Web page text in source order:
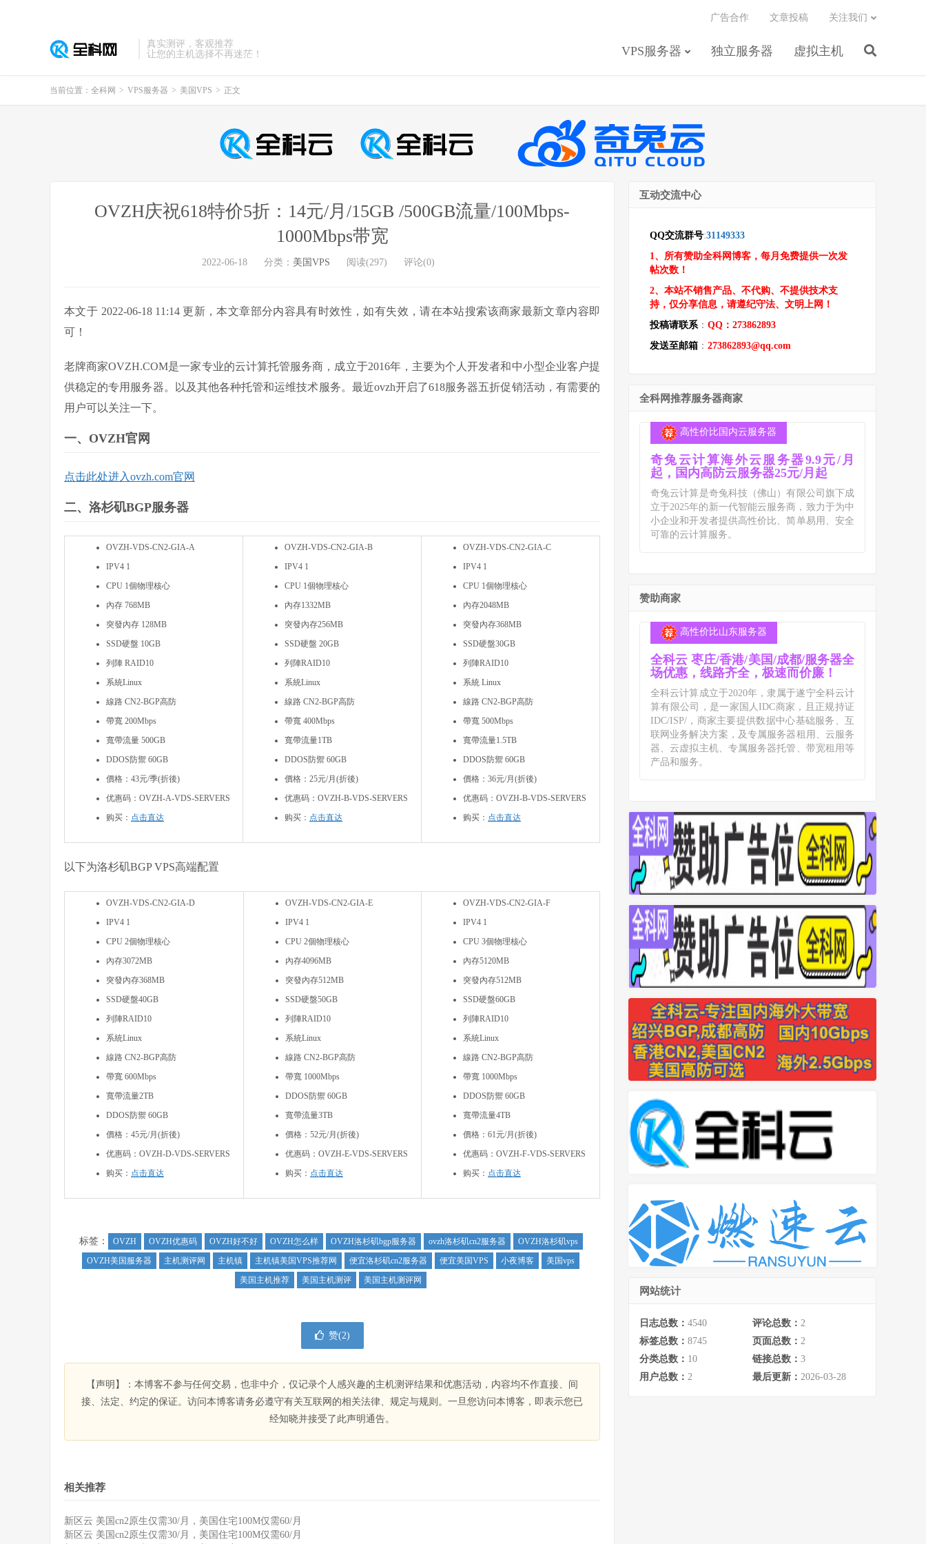
真实测评，客观推荐
让您的主机选择不再迷茫！
VPS服务器 独立服务器 虚拟主机
广告合作 文章投稿 关注我们
当前位置： 全科网 > VPS服务器 > 美国VPS > 正文
OVZH庆祝618特价5折：14元/月/15GB /500GB流量/100Mbps-
1000Mbps带宽
2022-06-18 分类： 美国VPS 阅读(297) 评论(0)
本文于 2022-06-18 11:14 更新，本文章部分内容具有时效性，如有失效，请在本站搜索该商家最新文章内容即
可！
老牌商家OVZH.COM是一家专业的云计算托管服务商，成立于2016年，主要为个人开发者和中小型企业客户提
供稳定的专用服务器。以及其他各种托管和运维技术服务。最近ovzh开启了618服务器五折促销活动，有需要的
用户可以关注一下。
一、OVZH官网
点击此处进入ovzh.com官网
二、洛杉矶BGP服务器
OVZH-VDS-CN2-GIA-A
IPV4 1
CPU 1個物理核心
內存 768MB
突發內存 128MB
SSD硬盤 10GB
列陣 RAID10
系統Linux
線路 CN2-BGP高防
帶寬 200Mbps
寬帶流量 500GB
DDOS防禦 60GB
價格：43元/季(折後)
优惠码：OVZH-A-VDS-SERVERS
购买： 点击直达
OVZH-VDS-CN2-GIA-B
IPV4 1
CPU 1個物理核心
內存1332MB
突發內存256MB
SSD硬盤 20GB
列陣RAID10
系統Linux
線路 CN2-BGP高防
帶寬 400Mbps
寬帶流量1TB
DDOS防禦 60GB
價格：25元/月(折後)
优惠码：OVZH-B-VDS-SERVERS
购买： 点击直达
OVZH-VDS-CN2-GIA-C
IPV4 1
CPU 1個物理核心
內存2048MB
突發內存368MB
SSD硬盤30GB
列陣RAID10
系統 Linux
線路 CN2-BGP高防
帶寬 500Mbps
寬帶流量1.5TB
DDOS防禦 60GB
價格：36元/月(折後)
优惠码：OVZH-B-VDS-SERVERS
购买： 点击直达
以下为洛杉矶BGP VPS高端配置
OVZH-VDS-CN2-GIA-D
IPV4 1
CPU 2個物理核心
內存3072MB
突發內存368MB
SSD硬盤40GB
列陣RAID10
系統Linux
線路 CN2-BGP高防
帶寬 600Mbps
寬帶流量2TB
DDOS防禦 60GB
價格：45元/月(折後)
优惠码：OVZH-D-VDS-SERVERS
购买： 点击直达
OVZH-VDS-CN2-GIA-E
IPV4 1
CPU 2個物理核心
內存4096MB
突發內存512MB
SSD硬盤50GB
列陣RAID10
系統Linux
線路 CN2-BGP高防
帶寬 1000Mbps
DDOS防禦 60GB
寬帶流量3TB
價格：52元/月(折後)
优惠码：OVZH-E-VDS-SERVERS
购买： 点击直达
OVZH-VDS-CN2-GIA-F
IPV4 1
CPU 3個物理核心
內存5120MB
突發內存512MB
SSD硬盤60GB
列陣RAID10
系統Linux
線路 CN2-BGP高防
帶寬 1000Mbps
DDOS防禦 60GB
寬帶流量4TB
價格：61元/月(折後)
优惠码：OVZH-F-VDS-SERVERS
购买： 点击直达
标签： OVZH OVZH优惠码 OVZH好不好 OVZH怎么样 OVZH洛杉矶bgp服务器 ovzh洛杉矶cn2服务器
OVZH洛杉矶vps
OVZH美国服务器
主机测评网 主机镇 主机镇美国VPS推荐网 便宜洛杉矶cn2服务器 便宜美国VPS 小夜博客
美国vps
美国主机推荐
美国主机测评 美国主机测评网
赞(2)
【声明】：本博客不参与任何交易，也非中介，仅记录个人感兴趣的主机测评结果和优惠活动，内容均不作直接、间
接、法定、约定的保证。访问本博客请务必遵守有关互联网的相关法律、规定与规则。一旦您访问本博客，即表示您已
经知晓并接受了此声明通告。
相关推荐
新区云 美国cn2原生仅需30/月，美国住宅100M仅需60/月
新区云 美国cn2原生仅需30/月，美国住宅100M仅需60/月
互动交流中心
QQ交流群号:31149333
1、所有赞助全科网博客，每月免费提供一次发
帖次数！
2、本站不销售产品、不代购、不提供技术支
持，仅分享信息，请遵纪守法、文明上网！
投稿请联系： QQ：273862893
发送至邮箱 ： 273862893@qq.com
全科网推荐服务器商家
高性价比国内云服务器
奇兔云计算海外云服务器9.9元/月
起，国内高防云服务器25元/月起
奇兔云计算是奇兔科技（佛山）有限公司旗下成
立于2025年的新一代智能云服务商，致力于为中
小企业和开发者提供高性价比、简单易用、安全
可靠的云计算服务。
赞助商家
高性价比山东服务器
全科云 枣庄/香港/美国/成都/服务器全
场优惠，线路齐全，极速而价廉！
全科云计算成立于2020年，隶属于遂宁全科云计
算有限公司，是一家国人IDC商家，且正规持证
IDC/ISP/，商家主要提供数据中心基础服务、互
联网业务解决方案，及专属服务器租用、云服务
器、云虚拟主机、专属服务器托管、带宽租用等
产品和服务。
网站统计
日志总数： 4540 评论总数： 2
标签总数： 8745 页面总数： 2
分类总数： 10 链接总数： 3
用户总数： 2 最后更新： 2026-03-28